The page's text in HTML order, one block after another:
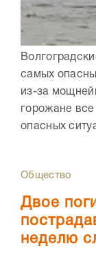
самых
из-за
горожане
опасных
Общество
Двое
неделю